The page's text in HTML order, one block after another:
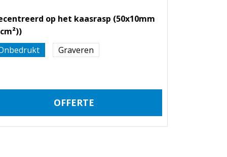
op het kaasrasp (50x10mm
Graveren
OFFERTE